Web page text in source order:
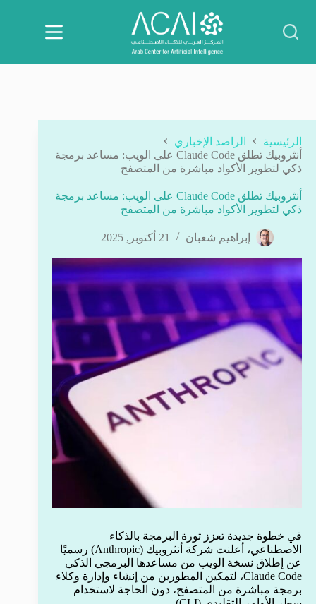
المحتوى
الرئيسية
الراصد الإخباري
أنثروبيك تطلق Claude Code على الويب: مساعد برمجة
ذكي لتطوير الأكواد مباشرة من المتصفح
أنثروبيك تطلق Claude Code على الويب: مساعد برمجة
ذكي لتطوير الأكواد مباشرة من المتصفح
إبراهيم شعبان 21 أكتوبر, 2025
في خطوة جديدة تعزز ثورة البرمجة بالذكاء
الاصطناعي، أعلنت شركة أنثروبيك (Anthropic) رسميًا
عن إطلاق نسخة الويب من مساعدها البرمجي الذكي
Claude Code، لتمكين المطورين من إنشاء وإدارة وكلاء
برمجة مباشرة من المتصفح، دون الحاجة لاستخدام